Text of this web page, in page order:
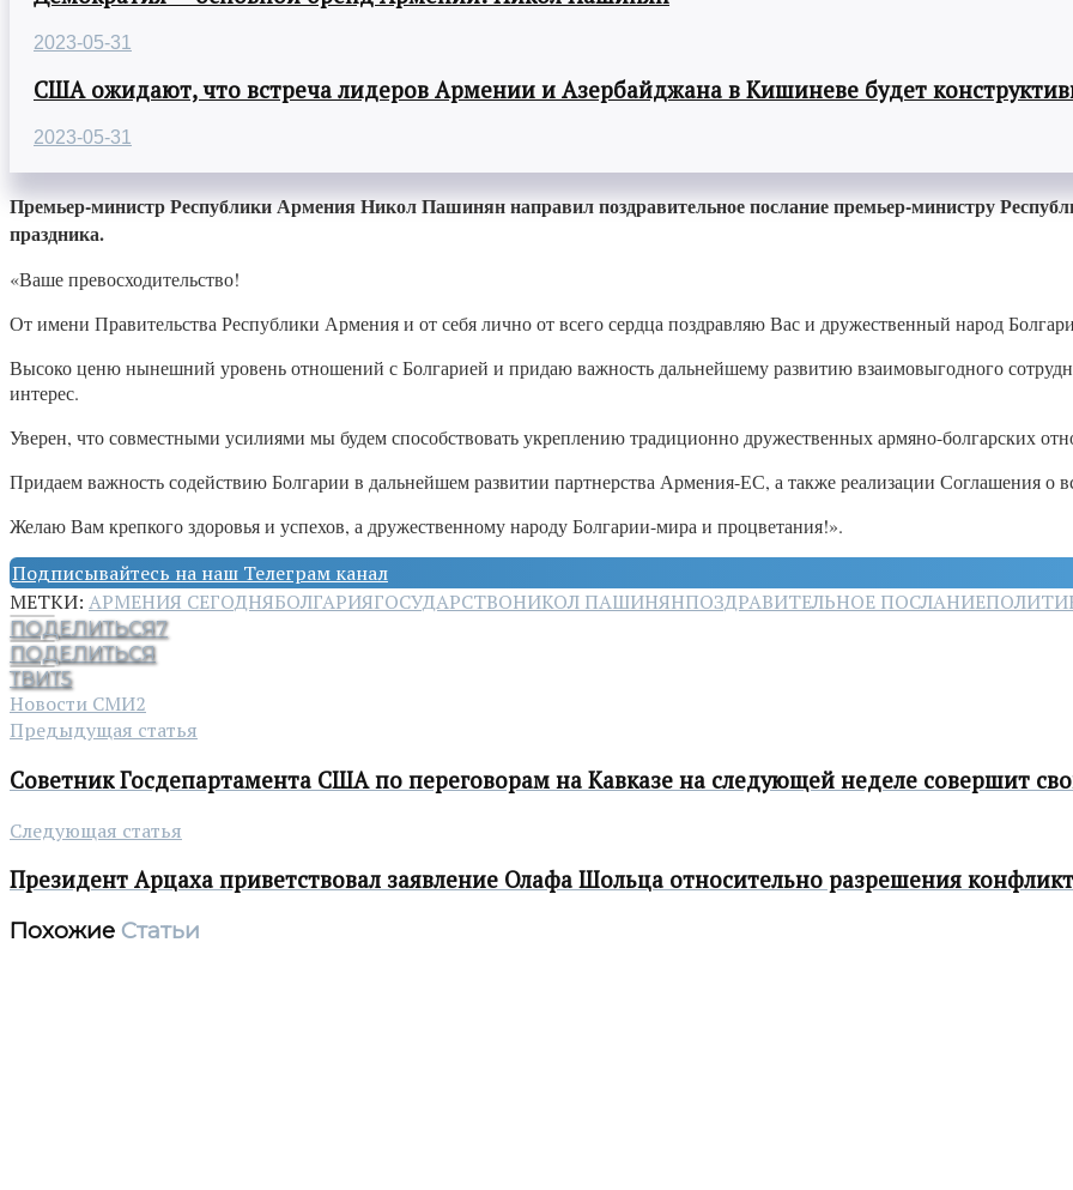
2023-05-31
США ожидают, что встреча лидеров Армении и Азербайджана в Кишиневе будет
2023-05-31
Премьер-министр Республики Армения Никол Пашинян направил поздравительное послание премьер-министру
праздника.
«Ваше превосходительство!
От имени Правительства Республики Армения и от себя лично от всего сердца поздравляю Вас и дружественный народ
Высоко ценю нынешний уровень отношений с Болгарией и придаю важность дальнейшему развитию взаимовыгодного
интерес.
Уверен, что совместными усилиями мы будем способствовать укреплению традиционно дружественных армяно-болгарских
Придаем важность содействию Болгарии в дальнейшем развитии партнерства Армения-ЕС, а также реализации Соглашения о
Желаю Вам крепкого здоровья и успехов, а дружественному народу Болгарии-мира и процветания!».
Подписывайтесь на наш Телеграм канал
МЕТКИ: АРМЕНИЯ СЕГОДНЯБОЛГАРИЯГОСУДАРСТВОНИКОЛ ПАШИНЯНПОЗДРАВИТЕЛЬНОЕ ПОСЛАНИЕ
ПОДЕЛИТЬСЯ7
ПОДЕЛИТЬСЯ
ТВИТ5
Новости СМИ2
Предыдущая статья
Советник Госдепартамента США по переговорам на Кавказе на следующей неделе совершит
Следующая статья
Президент Арцаха приветствовал заявление Олафа Шольца относительно разрешения
Похожие Статьи